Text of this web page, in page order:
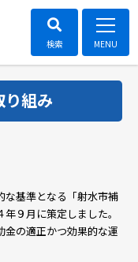
り組み
基準となる「射水市補
９月に策定しました。
金の適正かつ効果的な運